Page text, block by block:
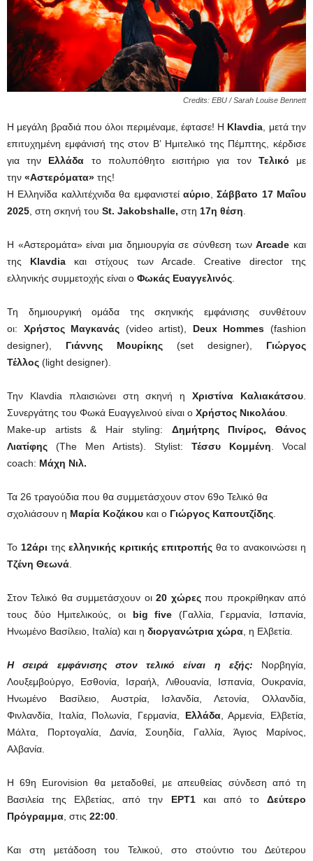
Credits: EBU / Sarah Louise Bennett
Η μεγάλη βραδιά που όλοι περιμέναμε, έφτασε! Η Klavdia, μετά την
επιτυχημένη εμφάνισή της στον Β’ Ημιτελικό της Πέμπτης, κέρδισε
για την Ελλάδα το πολυπόθητο εισιτήριο για τον Τελικό με
την «Αστερόματα» της!
Η Ελληνίδα καλλιτέχνιδα θα εμφανιστεί αύριο,Σάββατο 17 Μαΐου
2025, στη σκηνή του St. Jakobshalle, στη 17η θέση.
Η «Αστερομάτα» είναι μια δημιουργία σε σύνθεση τωνArcade και
της Klavdiaκαι στίχους των Arcade. Creative director της
ελληνικής συμμετοχής είναι ο Φωκάς Ευαγγελινός.
Τη δημιουργική ομάδα της σκηνικής εμφάνισης συνθέτουν
οι: Χρήστος Μαγκανάς (video artist), Deux Hommes (fashion
designer), Γιάννης Μουρίκης (set designer), Γιώργος
Τέλλoς (light designer).
Την Klavdia πλαισιώνει στη σκηνή ηΧριστίνα Καλιακάτσου.
Συνεργάτης του Φωκά Ευαγγελινού είναι ο Χρήστος Νικολάου.
Make-up artists & Hair styling: Δημήτρης Πινίρος, Θάνος
Λιατίφης (The Men Artists). Stylist: Τέσσυ Κομμένη. Vocal
coach: Μάχη Νιλ.
Τα 26 τραγούδια που θα συμμετάσχουν στον 69ο Τελικό θα
σχολιάσουν η Μαρία Κοζάκου και ο Γιώργος Καπουτζίδης.
Το 12άριτηςελληνικής κριτικής επιτροπής θα το ανακοινώσει η
Τζένη Θεωνά.
Στον Τελικό θα συμμετάσχουν οι20 χώρεςπου προκρίθηκαν από
τους δύο Ημιτελικούς, οι big five (Γαλλία, Γερμανία, Ισπανία,
Ηνωμένο Βασίλειο, Ιταλία) και η διοργανώτρια χώρα, η Ελβετία.
Η σειρά εμφάνισης στον τελικό είναι η εξής:
Νορβηγία,
Λουξεμβούργο, Εσθονία, Ισραήλ, Λιθουανία, Ισπανία, Ουκρανία,
Ηνωμένο Βασίλειο, Αυστρία, Ισλανδία, Λετονία, Ολλανδία,
Φινλανδία, Ιταλία, Πολωνία, Γερμανία, Ελλάδα, Αρμενία, Ελβετία,
Μάλτα, Πορτογαλία, Δανία, Σουηδία, Γαλλία, Άγιος Μαρίνος,
Αλβανία.
Η 69η Eurovision θα μεταδοθεί, με απευθείας σύνδεση από τη
Βασιλεία της Ελβετίας, από την ΕΡΤ1και από τοΔεύτερο
Πρόγραμμα, στις 22:00.
Και στη μετάδοση του Τελικού, στο στούντιο του Δεύτερου